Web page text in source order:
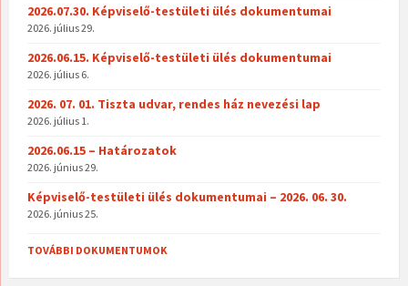
2026.07.30. Képviselő-testületi ülés dokumentumai
2026. július 29.
2026.06.15. Képviselő-testületi ülés dokumentumai
2026. július 6.
2026. 07. 01. Tiszta udvar, rendes ház nevezési lap
2026. július 1.
2026.06.15 – Határozatok
2026. június 29.
Képviselő-testületi ülés dokumentumai – 2026. 06. 30.
2026. június 25.
TOVÁBBI DOKUMENTUMOK